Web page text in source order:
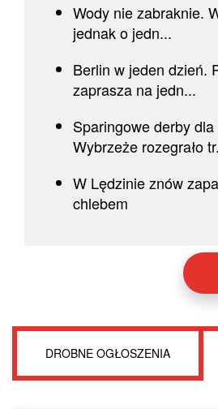
Wody nie zabraknie.
jednak o jedn...
Berlin w jeden dzień.
zaprasza na jedn...
Sparingowe derby
Wybrzeże rozegrało
W Lędzinie znów
chlebem
DROBNE OGŁOSZENIA